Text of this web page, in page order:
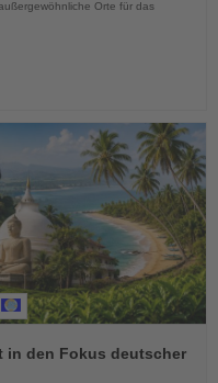
Orte für das
in den Fokus deutscher